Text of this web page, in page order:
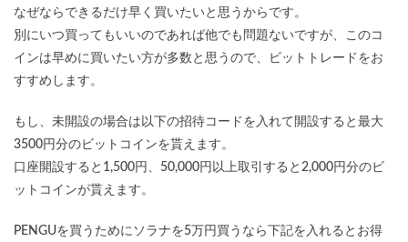
なぜならできるだけ早く買いたいと思うからです。
別にいつ買ってもいいのであれば他でも問題ないですが、このコ
インは早めに買いたい方が多数と思うので、ビットトレードをお
すすめします。
もし、未開設の場合は以下の招待コードを入れて開設すると最大
3500円分のビットコインを貰えます。
口座開設すると1,500円、50,000円以上取引すると2,000円分のビ
ットコインが貰えます。
PENGUを買うためにソラナを5万円買うなら下記を入れるとお得